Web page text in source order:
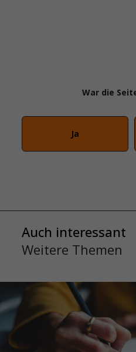
War die
Ja
Auch interessant
Weitere Themen